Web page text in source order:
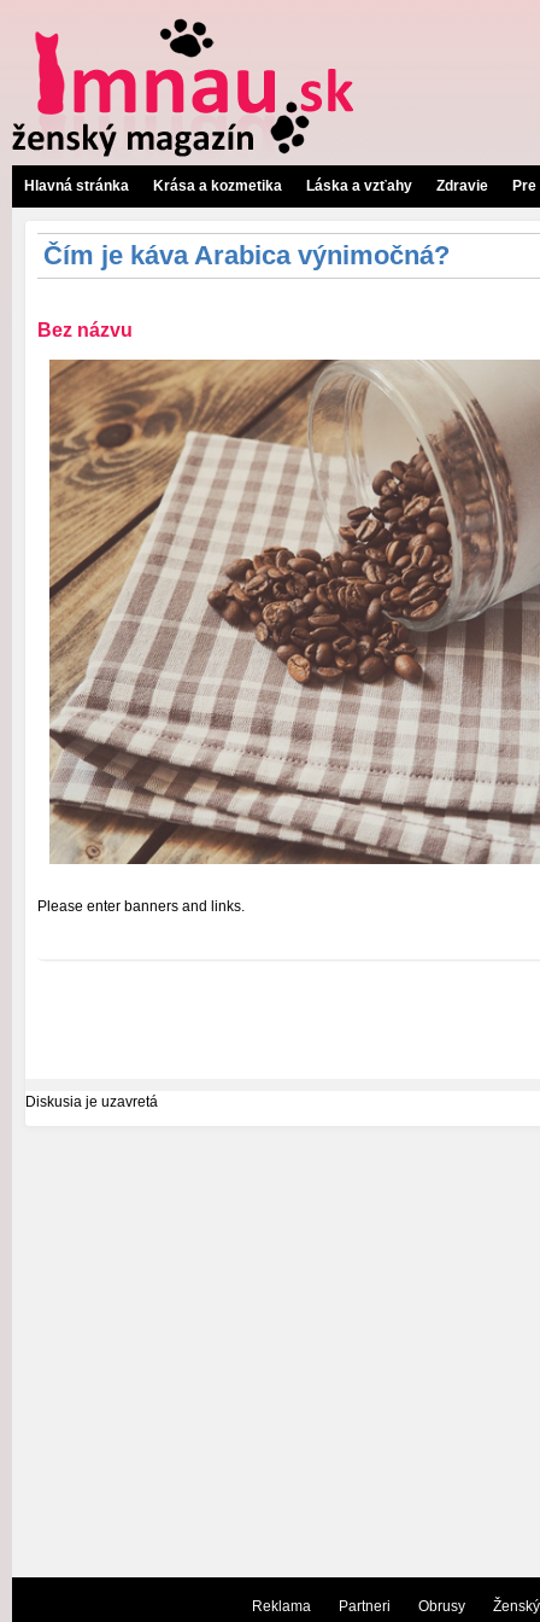
Hlavná stránka Krása a kozmetika Láska a vzťahy Zdravie
Čím je káva Arabica výnimočná?
Bez názvu
Please enter banners and links.
Diskusia je uzavretá
Reklama Partneri Obrusy